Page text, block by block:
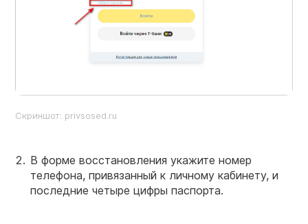
Скриншот: privsosed.ru
В форме восстановления укажите номер
телефона, привязанный к личному кабинету, и
последние четыре цифры паспорта.